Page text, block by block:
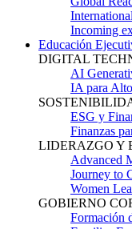
Incoming
Educación
DIGITAL
AI
IA para
ESG y
Finanzas
LIDERAZGO Y
Advanced
Journey to
Women
GOBIERNO
Formación